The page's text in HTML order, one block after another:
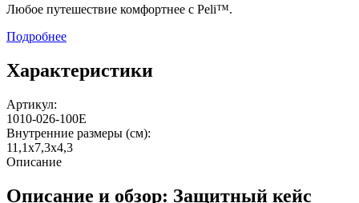
Любое путешествие комфортнее с Peli™.
Подробнее
Характеристики
Артикул:
1010-026-100E
Внутренние размеры (см):
11,1x7,3x4,3
Описание
Описание и обзор: Защитный кейс